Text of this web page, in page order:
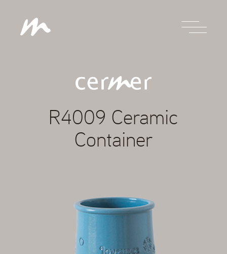
R4009 Ceramic
Container